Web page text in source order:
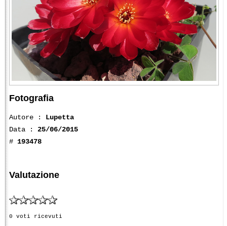
Fotografia
Autore : Lupetta
Data : 25/06/2015
# 193478
Valutazione
0 voti ricevuti